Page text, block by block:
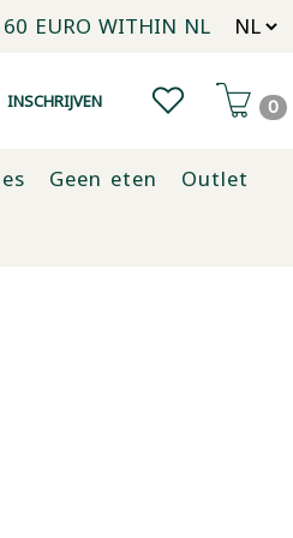
60 EURO WITHIN NL
INSCHRIJVEN 0
Geen eten
Outlet